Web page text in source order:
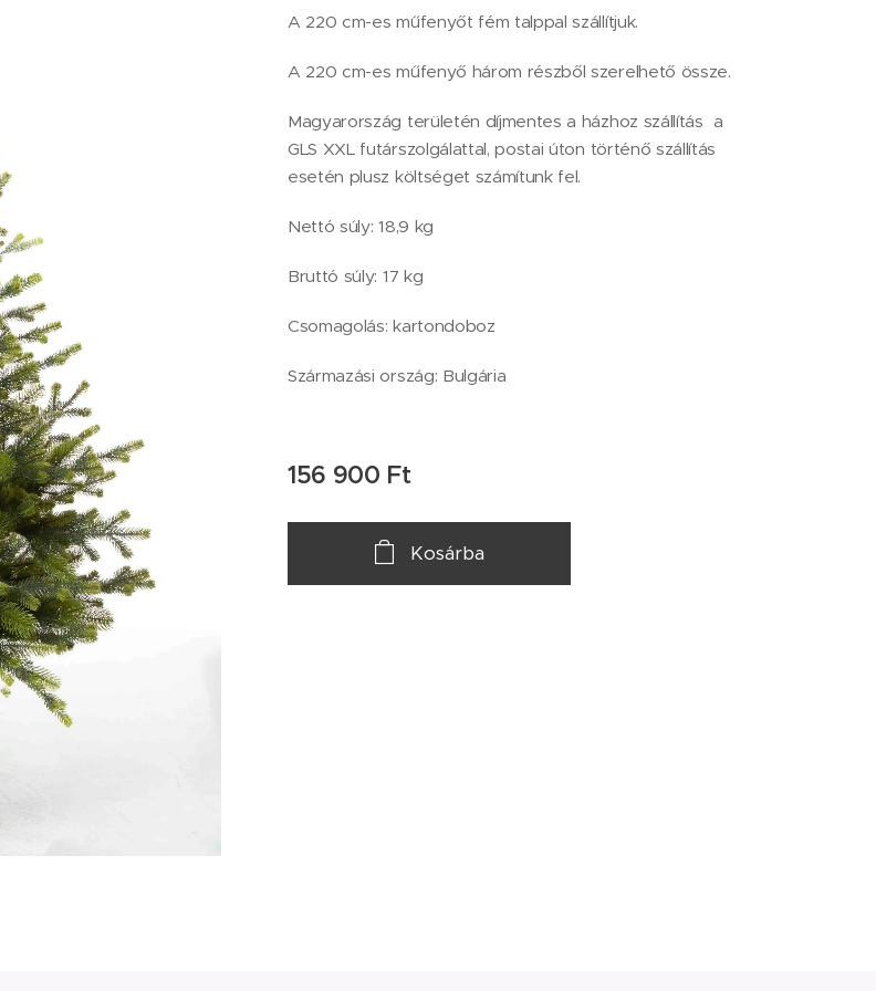
A 220 cm-es műfenyőt fém talppal szállítjuk.
A 220 cm-es műfenyő három részből szerelhető össze.
Magyarország területén díjmentes a házhoz szállítás a
GLS XXL futárszolgálattal, postai úton történő szállítás
esetén plusz költséget számítunk fel.
Nettó súly: 18,9 kg
Bruttó súly: 17 kg
Csomagolás: kartondoboz
Származási ország: Bulgária
156 900 Ft
Kosárba